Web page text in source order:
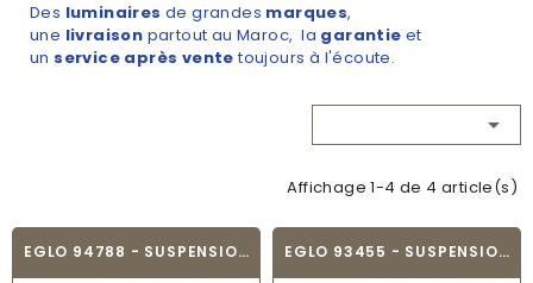
Des luminaires de grandes marques,
une livraison partout au Maroc, la garantie et
un service après ventetoujours à l'écoute.

Affichage 1-4 de 4 article(s)
EGLO 94788 - SUSPENSION - ALAMONTE 1 EGLO 93455 - SUSPENSION - NAVEDO